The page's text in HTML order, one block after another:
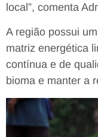
local”, comenta
A região possui
matriz energética
contínua e de
bioma e manter a